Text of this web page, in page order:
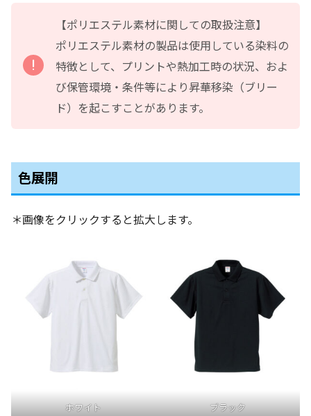
【ポリエステル素材に関しての取扱注意】
ポリエステル素材の製品は使用している染料の
特徴として、プリントや熱加工時の状況、およ
び保管環境・条件等により昇華移染（ブリー
ド）を起こすことがあります。
色展開
＊画像をクリックすると拡大します。
ホワイト ブラック